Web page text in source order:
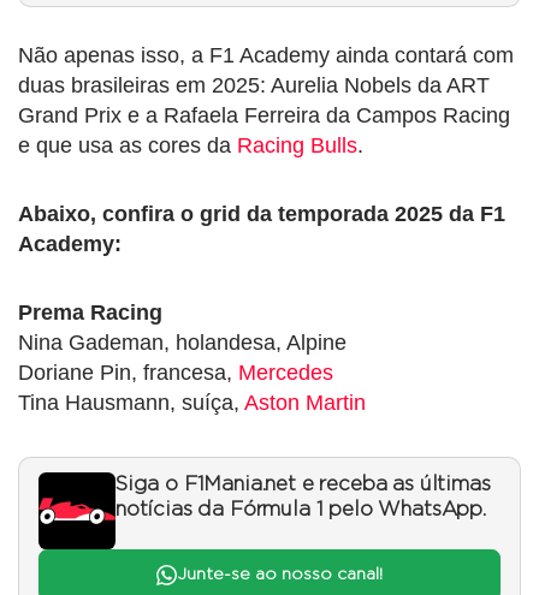
Não apenas isso, a F1 Academy ainda contará com
duas brasileiras em 2025: Aurelia Nobels da ART
Grand Prix e a Rafaela Ferreira da Campos Racing
e que usa as cores da Racing Bulls.
Abaixo, confira o grid da temporada 2025 da F1
Academy:
Prema Racing
Nina Gademan, holandesa, Alpine
Doriane Pin, francesa, Mercedes
Tina Hausmann, suíça, Aston Martin
Siga o F1Mania.net e receba as últimas
notícias da Fórmula 1 pelo WhatsApp.
Junte-se ao nosso canal!